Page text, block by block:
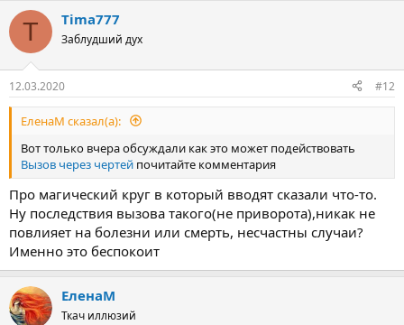
к
и
T Tima777
Заблудший дух
12.03.2020 #12
ЕленаМ сказал(а):
Вот только вчера обсуждали как это может подействовать
Вызов через чертей почитайте комментария
Про магический круг в который вводят сказали что-то.
Ну последствия вызова такого(не приворота),никак не
повлияет на болезни или смерть, несчастны случаи?
Именно это беспокоит
ЕленаМ
Ткач иллюзий